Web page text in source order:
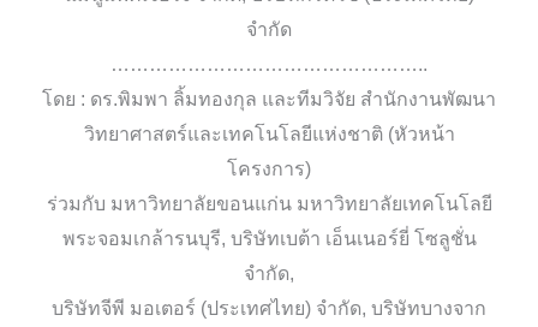
จำกัด
…………………………………………..
โดย : ดร.พิมพา ลิ้มทองกุล และทีมวิจัย สำนักงานพัฒนา
วิทยาศาสตร์และเทคโนโลยีแห่งชาติ (หัวหน้า
โครงการ)
ร่วมกับ มหาวิทยาลัยขอนแก่น มหาวิทยาลัยเทคโนโลยี
พระจอมเกล้ารนบุรี, บริษัทเบต้า เอ็นเนอร์ยี่ โซลูชั่น
จำกัด,
บริษัทจีพี มอเตอร์ (ประเทศไทย) จำกัด, บริษัทบางจาก